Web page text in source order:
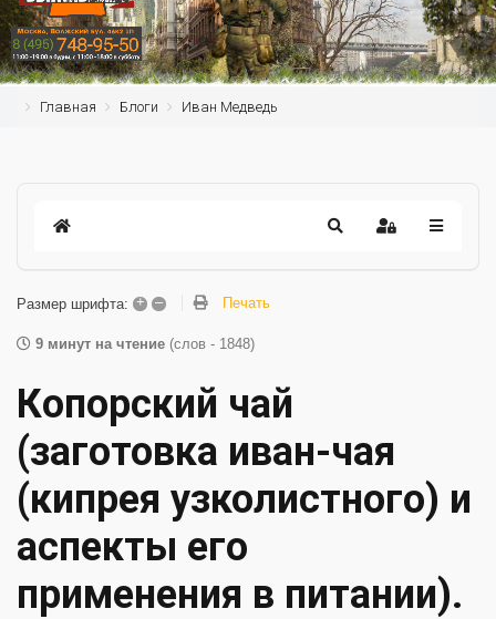
Главная Блоги Иван Медведь
Размер шрифта: + – Печать
9 минут на чтение (слов - 1848)
Копорский чай
(заготовка иван-чая
(кипрея узколистного) и
аспекты его
применения в питании).